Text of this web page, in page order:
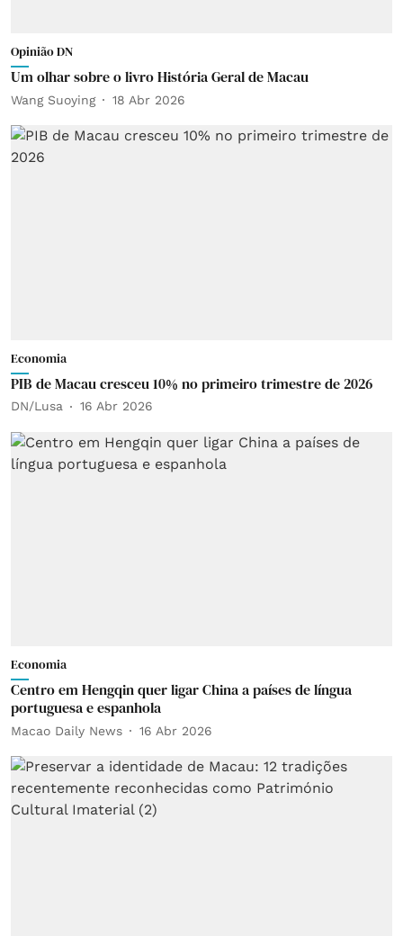
Opinião DN
Um olhar sobre o livro História Geral de Macau
Wang Suoying 18 Abr 2026
Economia
PIB de Macau cresceu 10% no primeiro trimestre de 2026
DN/Lusa 16 Abr 2026
Economia
Centro em Hengqin quer ligar China a países de língua
portuguesa e espanhola
Macao Daily News 16 Abr 2026